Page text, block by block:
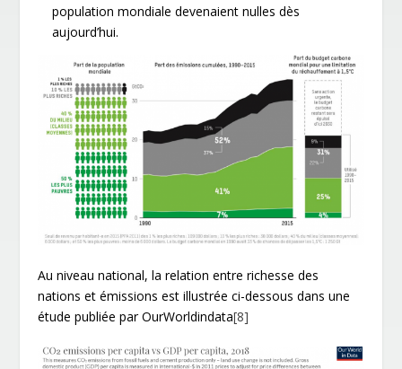
population mondiale devenaient nulles dès
aujourd’hui.
Au niveau national, la relation entre richesse des
nations et émissions est illustrée ci-dessous dans une
étude publiée par OurWorldindata[8]